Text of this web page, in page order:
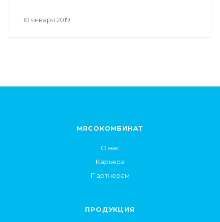
10 января 2019
МЯСОКОМБИНАТ
О нас
Карьера
Партнерам
ПРОДУКЦИЯ